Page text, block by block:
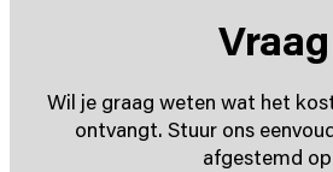
Wil je graag weten wat het
ontvangt. Stuur ons
afgestemd